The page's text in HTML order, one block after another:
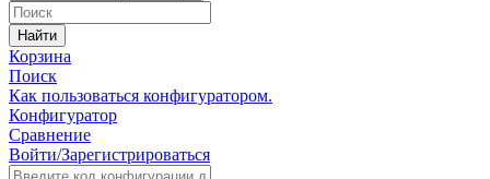
Найти
Корзина
Поиск
Как пользоваться конфигуратором.
Конфигуратор
Сравнение
Войти/Зарегистрироваться